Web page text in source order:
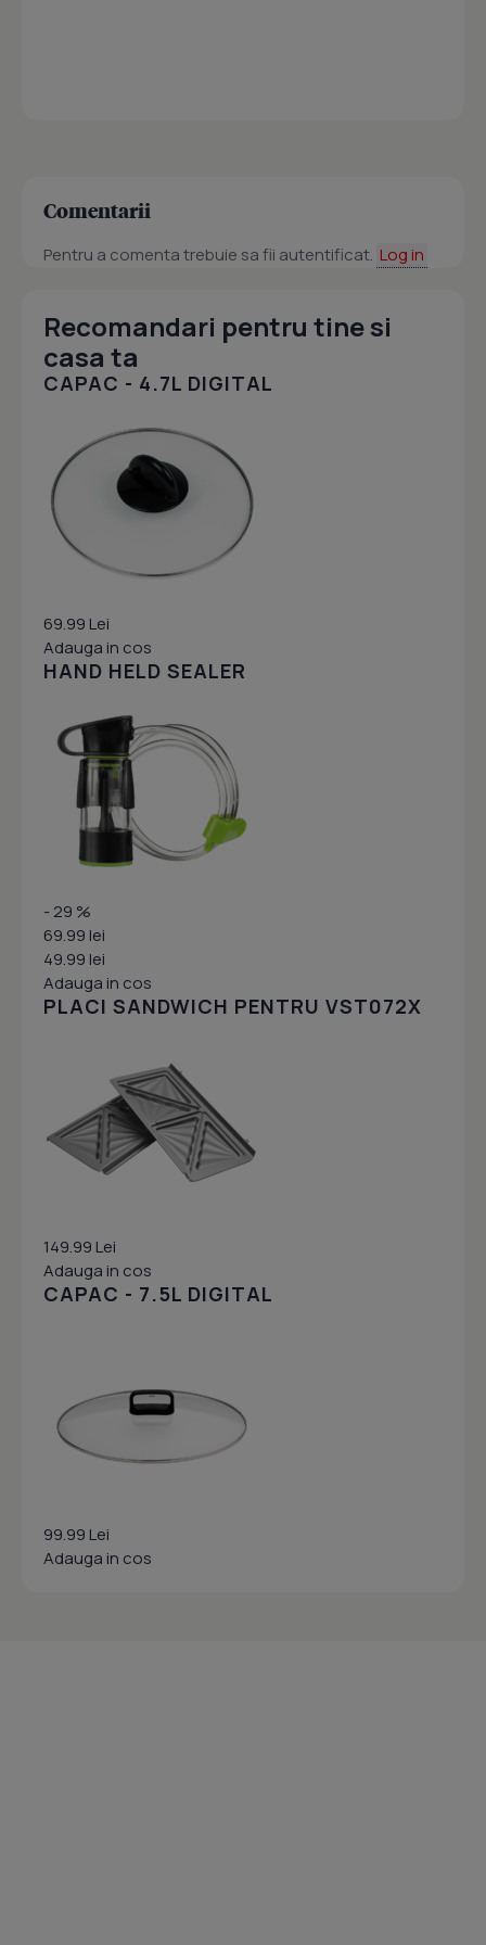
Comentarii
Pentru a comenta trebuie sa fii autentificat. Log in
Recomandari pentru tine si
casa ta
CAPAC - 4.7L DIGITAL
69.99 Lei
Adauga in cos
HAND HELD SEALER
- 29 %
69.99 lei
49.99 lei
Adauga in cos
PLACI SANDWICH PENTRU VST072X
149.99 Lei
Adauga in cos
CAPAC - 7.5L DIGITAL
99.99 Lei
Adauga in cos